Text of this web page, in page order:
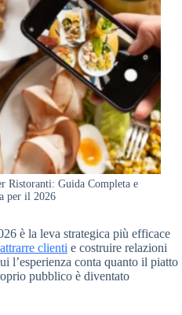
Ristoranti: Guida Completa e
per il 2026
è la leva strategica più efficace
attrarre clienti e costruire relazioni
l’esperienza conta quanto il piatto
pubblico è diventato